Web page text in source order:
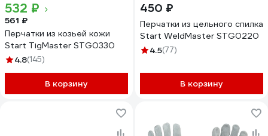
532 ₽
561 ₽
Перчатки из козьей кожи
Start TigMaster STG0330
4.8(145)
В корзину
450 ₽
Перчатки из цельного спилка
Start WeldMaster STG0220
4.5(77)
В корзину